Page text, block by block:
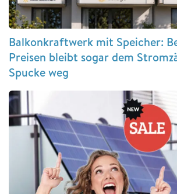
Balkonkraftwerk mit Speicher:
Preisen bleibt sogar dem
Spucke weg